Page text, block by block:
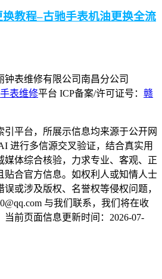
教程–古驰手表机油更换全流
钟表维修有限公司南昌分公司
手表维修平台 ICP备案/许可证号： 赣
引平台，所展示信息均来源于公开网
进行多信源交叉验证，结合真实用
媒体综合核验，力求专业、客观、正
贴合官方信息。如权利人或知情人士
或涉及版权、名誉权等侵权问题，
与我们联系，我们将在收
前页面信息更新时间：2026-07-